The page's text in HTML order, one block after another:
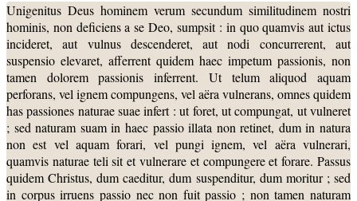
Unigenitus Deus hominem verum secundum similitudinem nostri
hominis, non deficiens a se Deo, sumpsit : in quo quamvis aut ictus
incideret, aut vulnus descenderet, aut nodi concurrerent, aut
suspensio elevaret, afferrent quidem haec impetum passionis, non
tamen dolorem passionis inferrent. Ut telum aliquod aquam
perforans, vel ignem compungens, vel aëra vulnerans, omnes quidem
has passiones naturae suae infert : ut foret, ut compungat, ut vulneret
; sed naturam suam in haec passio illata non retinet, dum in natura
non est vel aquam forari, vel pungi ignem, vel aëra vulnerari,
quamvis naturae teli sit et vulnerare et compungere et forare. Passus
quidem Christus, dum caeditur, dum suspenditur, dum moritur ; sed
in corpus irruens passio nec non fuit passio ; non tamen naturam